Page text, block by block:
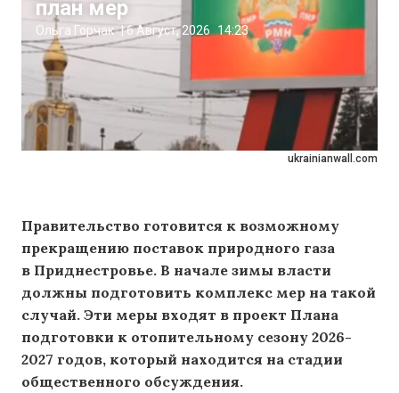
ukrainianwall.com
план мер
Ольга Горчак |6 Август, 2026 14:23
Правительство готовится к возможному
прекращению поставок природного газа
в Приднестровье. В начале зимы власти
должны подготовить комплекс мер на такой
случай. Эти меры входят в проект Плана
подготовки к отопительному сезону 2026-
2027 годов, который находится на стадии
общественного обсуждения.